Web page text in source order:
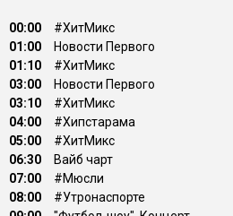
00:00
#ХитМикс
01:00
Новости Первого
01:10
#ХитМикс
03:00
Новости Первого
03:10
#ХитМикс
04:00
#Хипстарама
05:00
#ХитМикс
06:30
Вайб чарт
07:00
#Мюсли
08:00
#Утронаспорте